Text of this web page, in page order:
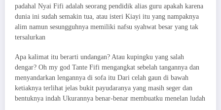
padahal Nyai Fifi adalah seorang pendidik alias guru apakah karena
dunia ini sudah semakin tua, atau isteri Kiayi itu yang nampaknya
alim namun sesungguhnya memiliki nafsu syahwat besar yang tak
tersalurkan
Apa kalimat itu berarti undangan? Atau kupingku yang salah
dengar? Oh my god Tante Fifi mengangkat sebelah tangannya dan
menyandarkan lengannya di sofa itu Dari celah gaun di bawah
ketiaknya terlihat jelas bukit payudaranya yang masih seger dan
bentuknya indah Ukurannya benar-benar membuatku menelan ludah